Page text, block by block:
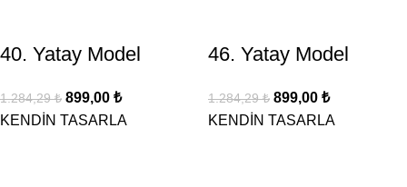
40. Yatay Model
1.284,29₺ 899,00 ₺
KENDİN TASARLA
46. Yatay Model
1.284,29₺ 899,00 ₺
KENDİN TASARLA